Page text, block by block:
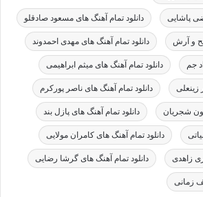
پاشایی دانلود تمام آهنگ های مسعود صادقلو
و آرش دانلود تمام آهنگ های مهدی احمدوند
جم دانلود تمام آهنگ های میثم ابراهیمی
زینعلی دانلود تمام آهنگ های ناصر پورکرم
شجریان دانلود تمام آهنگ های پازل بند
دانلود تمام آهنگ های کامران مولایی
زاهدی دانلود تمام آهنگ های گرشا رضایی
زمانی